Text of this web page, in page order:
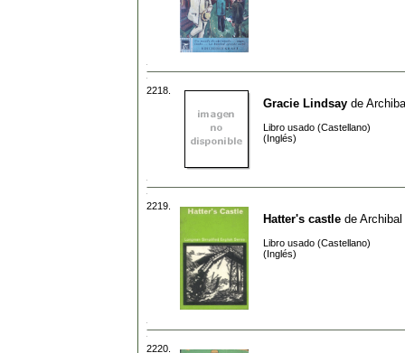
2218.
Gracie Lindsay de
Libro usado (Castellano)
(Inglés)
2219.
Hatter's castle de
Libro usado (Castellano)
(Inglés)
2220.